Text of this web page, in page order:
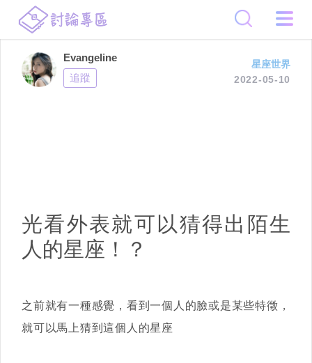
Evangeline
追蹤
星座世界
2022-05-10
光看外表就可以猜得出陌生
人的星座！？
之前就有一種感覺，看到一個人的臉或是某些特徵，
就可以馬上猜到這個人的星座